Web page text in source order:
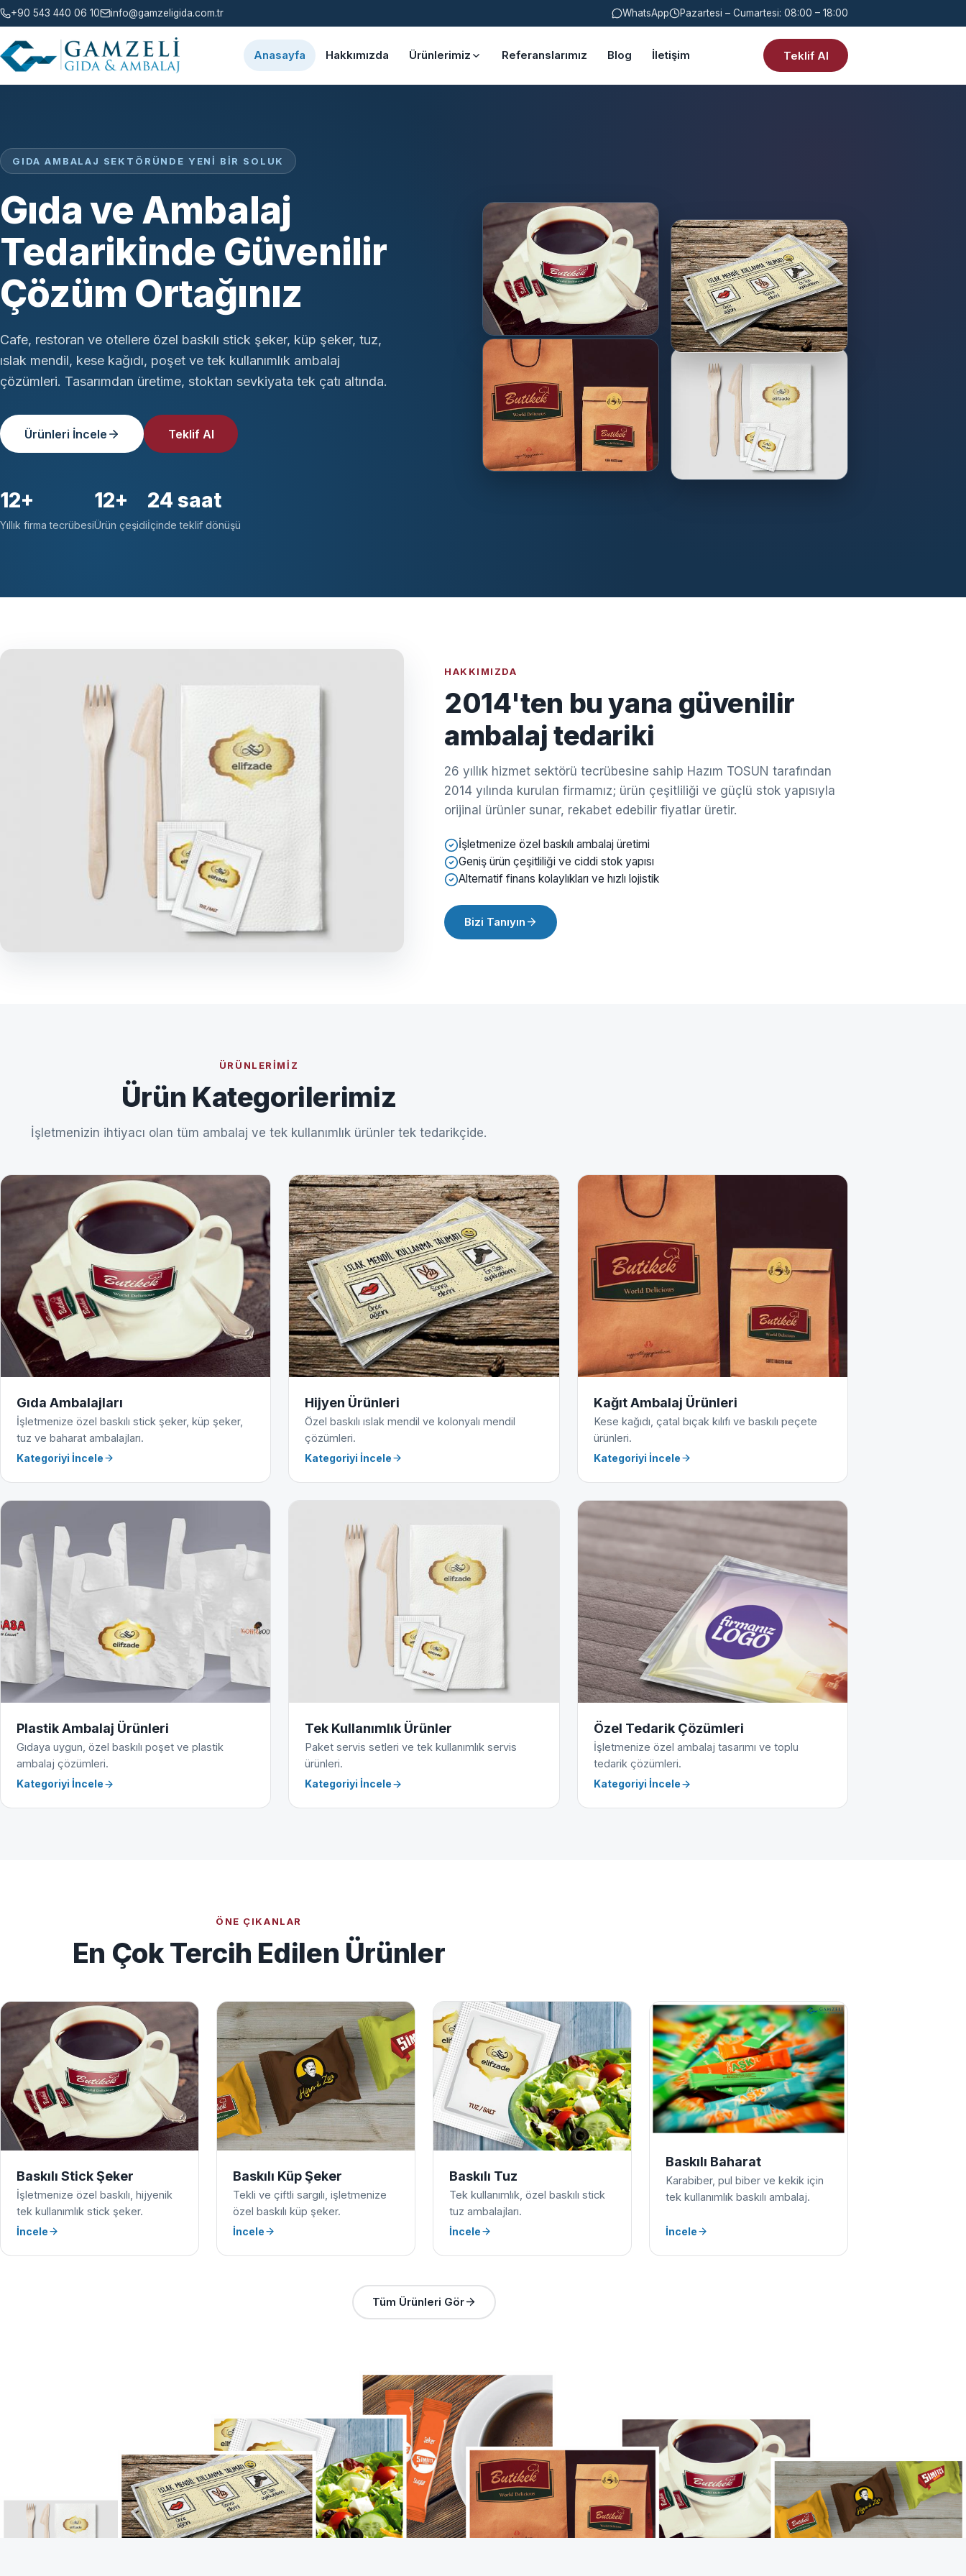
+90 543 440 06 10 info@gamzeligida.com.tr WhatsApp Pazartesi – Cumartesi: 08:00 – 18:00
Anasayfa Hakkımızda Ürünlerimiz Referanslarımız Blog İletişim Teklif Al
GIDA AMBALAJ SEKTÖRÜNDE YENI BIR SOLUK
Gıda ve Ambalaj
Tedarikinde Güvenilir
Çözüm Ortağınız
Cafe, restoran ve otellere özel baskılı stick şeker, küp şeker, tuz,
ıslak mendil, kese kağıdı, poşet ve tek kullanımlık ambalaj
çözümleri. Tasarımdan üretime, stoktan sevkiyata tek çatı altında.
Ürünleri İncele Teklif Al
12+
Yıllık firma tecrübesi
12+
Ürün çeşidi
24 saat
İçinde teklif dönüşü
HAKKIMIZDA
2014'ten bu yana güvenilir
ambalaj tedariki
26 yıllık hizmet sektörü tecrübesine sahip Hazım TOSUN tarafından
2014 yılında kurulan firmamız; ürün çeşitliliği ve güçlü stok yapısıyla
orijinal ürünler sunar, rekabet edebilir fiyatlar üretir.
İşletmenize özel baskılı ambalaj üretimi
Geniş ürün çeşitliliği ve ciddi stok yapısı
Alternatif finans kolaylıkları ve hızlı lojistik
Bizi Tanıyın
ÜRÜNLERIMIZ
Ürün Kategorilerimiz
İşletmenizin ihtiyacı olan tüm ambalaj ve tek kullanımlık ürünler tek tedarikçide.
Gıda Ambalajları
İşletmenize özel baskılı stick şeker, küp şeker,
tuz ve baharat ambalajları.
Kategoriyi İncele
Hijyen Ürünleri
Özel baskılı ıslak mendil ve kolonyalı mendil
çözümleri.
Kategoriyi İncele
Kağıt Ambalaj Ürünleri
Kese kağıdı, çatal bıçak kılıfı ve baskılı peçete
ürünleri.
Kategoriyi İncele
Plastik Ambalaj Ürünleri
Gıdaya uygun, özel baskılı poşet ve plastik
ambalaj çözümleri.
Kategoriyi İncele
Tek Kullanımlık Ürünler
Paket servis setleri ve tek kullanımlık servis
ürünleri.
Kategoriyi İncele
Özel Tedarik Çözümleri
İşletmenize özel ambalaj tasarımı ve toplu
tedarik çözümleri.
Kategoriyi İncele
ÖNE ÇIKANLAR
En Çok Tercih Edilen Ürünler
Baskılı Stick Şeker
İşletmenize özel baskılı, hijyenik
tek kullanımlık stick şeker.
İncele
Baskılı Küp Şeker
Tekli ve çiftli sargılı, işletmenize
özel baskılı küp şeker.
İncele
Baskılı Tuz
Tek kullanımlık, özel baskılı stick
tuz ambalajları.
İncele
Baskılı Baharat
Karabiber, pul biber ve kekik için
tek kullanımlık baskılı ambalaj.
İncele
Tüm Ürünleri Gör